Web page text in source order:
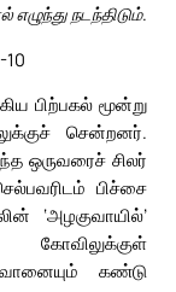
எழுந்து நடந்திடும்.
10
பிற்பகல் மூன்று
சென்றனர்.
ஒருவரைச் சிலர்
பிச்சை
‘அழகுவாயில்’
கண்டு